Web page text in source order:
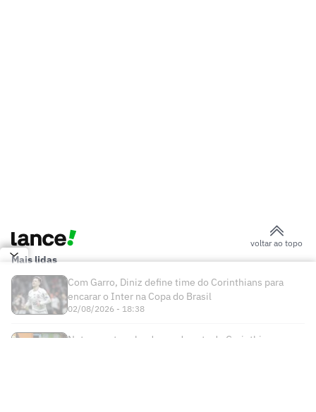
voltar ao topo
Mais lidas
Com Garro, Diniz define time do Corinthians para
encarar o Inter na Copa do Brasil
02/08/2026 - 18:38
Neto aponta culpado em derrota do Corinthians